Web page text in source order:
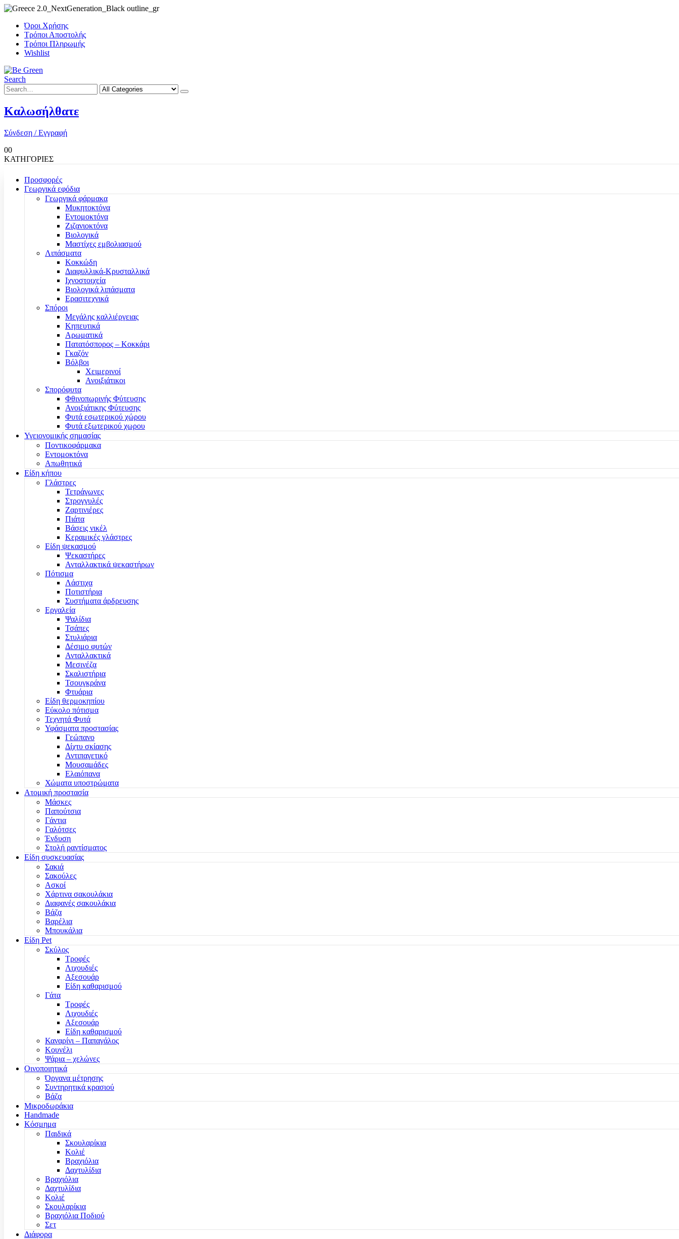
Όροι Χρήσης
Τρόποι Αποστολής
Τρόποι Πληρωμής
Wishlist
Search
Καλωσήλθατε
Σύνδεση / Εγγραφή
00
ΚΑΤΗΓΟΡΙΕΣ
Προσφορές
Γεωργικά εφόδια
Γεωργικά φάρμακα
Μυκητοκτόνα
Εντομοκτόνα
Ζιζανιοκτόνα
Βιολογικά
Μαστίχες εμβολιασμού
Λιπάσματα
Κοκκώδη
Διαφυλλικά-Κρυσταλλικά
Ιχνοστοιχεία
Βιολογικά λιπάσματα
Ερασιτεχνικά
Σπόροι
Μεγάλης καλλιέργειας
Κηπευτικά
Αρωματικά
Πατατόσπορος – Κοκκάρι
Γκαζόν
Βόλβοι
Χειμερινοί
Ανοιξιάτικοι
Σπορόφυτα
Φθινοπωρινής Φύτευσης
Ανοιξιάτικης Φύτευσης
Φυτά εσωτερικού χώρου
Φυτά εξωτερικού χωρου
Υγειονομικής σημασίας
Ποντικοφάρμακα
Εντομοκτόνα
Απωθητικά
Είδη κήπου
Γλάστρες
Τετράγωνες
Στρογγυλές
Ζαρτινιέρες
Πιάτα
Βάσεις νικέλ
Κεραμικές γλάστρες
Είδη ψεκασμού
Ψεκαστήρες
Ανταλλακτικά ψεκαστήρων
Πότισμα
Λάστιχα
Ποτιστήρια
Συστήματα άρδρευσης
Εργαλεία
Ψαλίδια
Τσάπες
Στυλιάρια
Δέσιμο φυτών
Ανταλλακτικά
Μεσινέζα
Σκαλιστήρια
Τσουγκράνα
Φτυάρια
Είδη θερμοκηπίου
Εύκολο πότισμα
Τεχνητά Φυτά
Υφάσματα προστασίας
Γεώπανο
Δίχτυ σκίασης
Αντιπαγετικό
Μουσαμάδες
Ελαιόπανα
Χώματα υποστρώματα
Ατομική προστασία
Μάσκες
Παπούτσια
Γάντια
Γαλότσες
Ένδυση
Στολή ραντίσματος
Είδη συσκευασίας
Σακιά
Σακούλες
Ασκοί
Χάρτινα σακουλάκια
Διαφανές σακουλάκια
Βάζα
Βαρέλια
Μπουκάλια
Είδη Pet
Σκύλος
Τροφές
Λιχουδιές
Αξεσουάρ
Είδη καθαρισμού
Γάτα
Τροφές
Λιχουδιές
Αξεσουάρ
Είδη καθαρισμού
Καναρίνι – Παπαγάλος
Κουνέλι
Ψάρια – χελώνες
Οινοποιητικά
Όργανα μέτρησης
Συντηρητικά κρασιού
Βάζα
Μικροδωράκια
Handmade
Κόσμημα
Παιδικά
Σκουλαρίκια
Κολιέ
Βραχιόλια
Δαχτυλίδια
Βραχιόλια
Δαχτυλίδια
Κολιέ
Σκουλαρίκια
Βραχιόλια Ποδιού
Σετ
Διάφορα